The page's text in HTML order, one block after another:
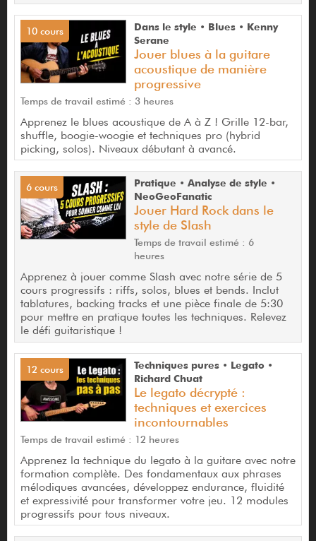
10 cours
Dans le style • Blues • Kenny
Serane
Jouer blues à la guitare
acoustique de manière
progressive
Temps de travail estimé : 3 heures
Apprenez le blues acoustique de A à Z ! Grille 12-bar,
shuffle, boogie-woogie et techniques pro (hybrid
picking, solos). Niveaux débutant à avancé.
6 cours
Pratique • Analyse de style •
NeoGeoFanatic
Jouer Hard Rock dans le
style de Slash
Temps de travail estimé : 6
heures
Apprenez à jouer comme Slash avec notre série de 5
cours progressifs : riffs, solos, blues et bends. Inclut
tablatures, backing tracks et une pièce finale de 5:30
pour mettre en pratique toutes les techniques. Relevez
le défi guitaristique !
12 cours
Techniques pures • Legato •
Richard Chuat
Le legato décrypté :
techniques et exercices
incontournables
Temps de travail estimé : 12 heures
Apprenez la technique du legato à la guitare avec notre
formation complète. Des fondamentaux aux phrases
mélodiques avancées, développez endurance, fluidité
et expressivité pour transformer votre jeu. 12 modules
progressifs pour tous niveaux.